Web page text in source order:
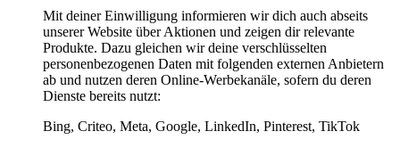
Mit deiner Einwilligung informieren wir dich auch abseits
unserer Website über Aktionen und zeigen dir relevante
Produkte. Dazu gleichen wir deine verschlüsselten
personenbezogenen Daten mit folgenden externen Anbietern
ab und nutzen deren Online-Werbekanäle, sofern du deren
Dienste bereits nutzt:
Bing, Criteo, Meta, Google, LinkedIn, Pinterest, TikTok